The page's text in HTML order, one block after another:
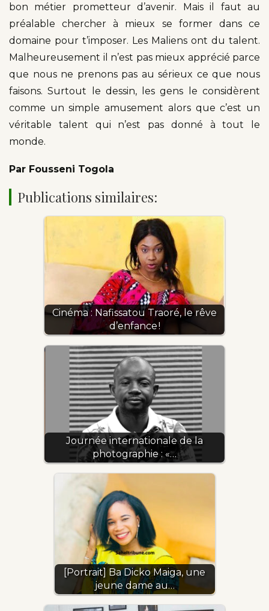
bon métier prometteur d’avenir. Mais il faut au
préalable chercher à mieux se former dans ce
domaine pour t’imposer. Les Maliens ont du talent.
Malheureusement il n’est pas mieux apprécié parce
que nous ne prenons pas au sérieux ce que nous
faisons. Surtout le dessin, les gens le considèrent
comme un simple amusement alors que c’est un
véritable talent qui n’est pas donné à tout le
monde.
Par Fousseni Togola
Publications similaires:
Cinéma : Nafissatou Traoré, le rêve
d’enfance !
Journée internationale de la
photographie : «…
[Portrait] Ba Dicko Maiga, une
jeune dame au…